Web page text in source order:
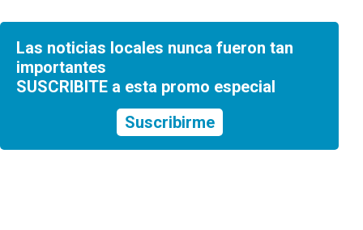
Las noticias locales nunca fueron tan
importantes
SUSCRIBITE a esta promo especial
Suscribirme